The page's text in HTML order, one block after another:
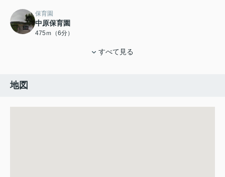
保育園
中原保育園
475ｍ（6分）
すべて見る
地図